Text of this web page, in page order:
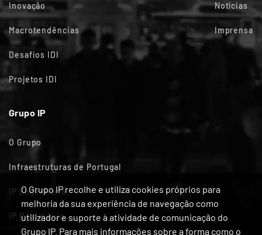
O Grupo IP recolhe e utiliza cookies próprios para
melhoria da sua experiência de navegação como
utilizador e suporte à atividade de comunicação do
Grupo IP. Para mais informações sobre a forma como o
Inovação
Macrotendências
Desafios IDI
Projetos IDI
Notícias
Imprensa
Grupo IP
O Grupo
Infraestruturas de Portugal
IP Engenharia
IP Património